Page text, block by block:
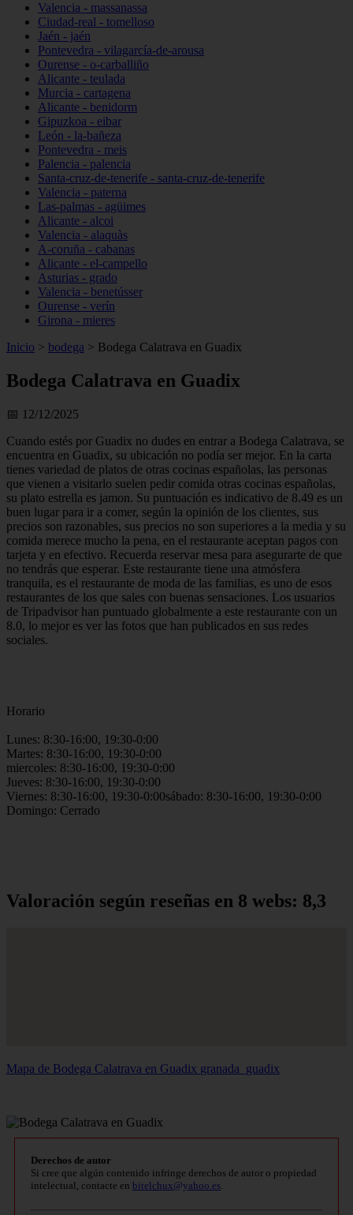
Valencia - massanassa
Ciudad-real - tomelloso
Jaén - jaén
Pontevedra - vilagarcía-de-arousa
Ourense - o-carballiño
Alicante - teulada
Murcia - cartagena
Alicante - benidorm
Gipuzkoa - eibar
León - la-bañeza
Pontevedra - meis
Palencia - palencia
Santa-cruz-de-tenerife - santa-cruz-de-tenerife
Valencia - paterna
Las-palmas - agüimes
Alicante - alcoi
Valencia - alaquàs
A-coruña - cabanas
Alicante - el-campello
Asturias - grado
Valencia - benetússer
Ourense - verín
Girona - mieres
Inicio > bodega > Bodega Calatrava en Guadix
Bodega Calatrava en Guadix
📅 12/12/2025
Cuando estés por Guadix no dudes en entrar a Bodega Calatrava, se
encuentra en Guadix, su ubicación no podía ser mejor. En la carta
tienes variedad de platos de otras cocinas españolas, las personas
que vienen a visitarlo suelen pedir comida otras cocinas españolas,
su plato estrella es jamon. Su puntuación es indicativo de 8.49 es un
buen lugar para ir a comer, según la opinión de los clientes, sus
precios son razonables, sus precios no son superiores a la media y su
comida merece mucho la pena, en el restaurante aceptan pagos con
tarjeta y en efectivo. Recuerda reservar mesa para asegurarte de que
no tendrás que esperar. Este restaurante tiene una atmósfera
tranquila, es el restaurante de moda de las familias, es uno de esos
restaurantes de los que sales con buenas sensaciones. Los usuarios
de Tripadvisor han puntuado globalmente a este restaurante con un
8.0, lo mejor es ver las fotos que han publicados en sus redes
sociales.
Horario
Lunes: 8:30-16:00, 19:30-0:00
Martes: 8:30-16:00, 19:30-0:00
miercoles: 8:30-16:00, 19:30-0:00
Jueves: 8:30-16:00, 19:30-0:00
Viernes: 8:30-16:00, 19:30-0:00sábado: 8:30-16:00, 19:30-0:00
Domingo: Cerrado
Valoración según reseñas en 8 webs: 8,3
Mapa de Bodega Calatrava en Guadix granada_guadix
Derechos de autor
Si cree que algún contenido infringe derechos de autor o propiedad
intelectual, contacte en bitelchux@yahoo.es